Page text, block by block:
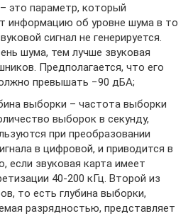
это параметр, который
информацию об уровне шума в то
сигнал не генерируется.
шума, тем лучше звуковая
Предполагается, что его
превышать −90 дБА;
выборки – частота выборки
выборок в секунду,
при преобразовании
в цифровой, и приводится в
если звуковая карта имеет
40-200 кГц. Второй из
то есть глубина выборки,
разрядностью, представляет